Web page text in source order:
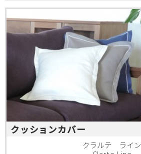
クッションカバー
クラルテ ライン